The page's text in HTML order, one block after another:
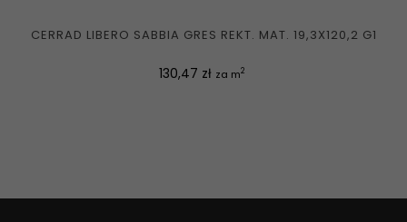
CERRAD LIBERO SABBIA GRES REKT. MAT. 19,3X120,2 G1
Cena
130,47 zł za m2